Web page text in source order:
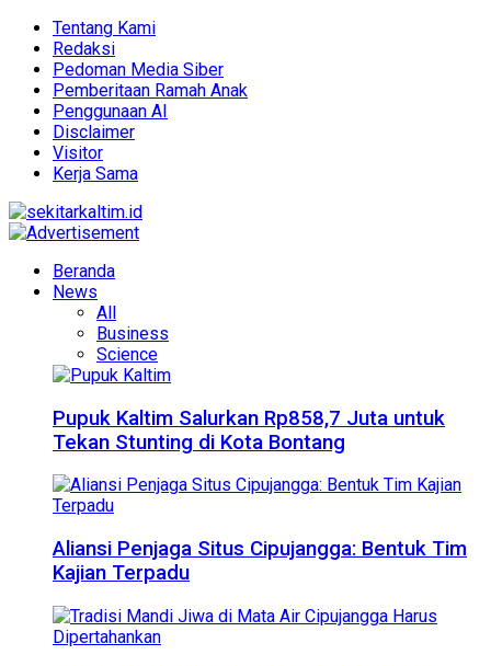
Tentang Kami
Redaksi
Pedoman Media Siber
Pemberitaan Ramah Anak
Penggunaan AI
Disclaimer
Visitor
Kerja Sama
Beranda
News
All
Business
Science
Pupuk Kaltim Salurkan Rp858,7 Juta untuk
Tekan Stunting di Kota Bontang
Aliansi Penjaga Situs Cipujangga: Bentuk Tim
Kajian Terpadu